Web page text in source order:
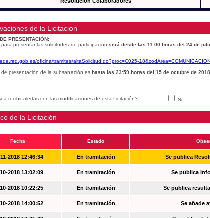
de la Licitacion
PRESENTACIÓN:
presentar las solicitudes de participación será desde las 11:00 horas del 24 de
oficina/tramites/altaSolicitud.do?proc=C025-
de presentación de la subsanación es hasta las 23:59 horas del 15 de octubre de 2018.
recibir alertas con las modificaciones de esta Licitación? Si
de la Licitación
Fecha Estado
2018 12:46:34 En tramitación Se publica
2018 13:02:09 En tramitación Se publica
2018 10:22:25 En tramitación Se publica
2018 14:00:52 En tramitación Se añade